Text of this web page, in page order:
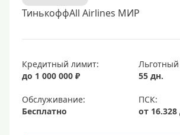
ТинькоффAll Airlines МИР
Кредитный лимит:
до 1 000 000 ₽
55 дн.
Обслуживание:
Бесплатно